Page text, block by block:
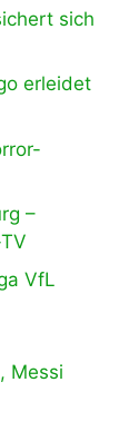
sich
erleidet
–
VfL
Messi